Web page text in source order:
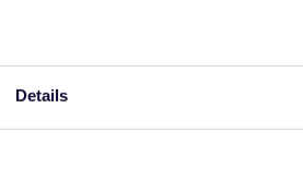
Details